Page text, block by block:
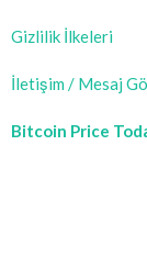
Gizlilik İlkeleri
İletişim / Mesaj
Bitcoin Price